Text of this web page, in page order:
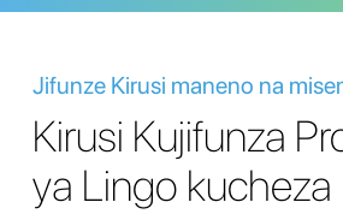
Jifunze Kirusi maneno na
Kirusi Kujifunza
ya Lingo kucheza